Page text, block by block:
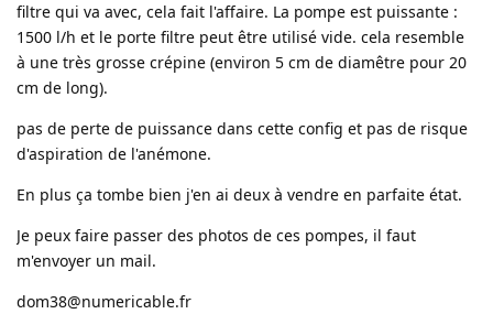
filtre qui va avec, cela fait l'affaire. La pompe est puissante :
1500 l/h et le porte filtre peut être utilisé vide. cela resemble
à une très grosse crépine (environ 5 cm de diamêtre pour 20
cm de long).
pas de perte de puissance dans cette config et pas de risque
d'aspiration de l'anémone.
En plus ça tombe bien j'en ai deux à vendre en parfaite état.
Je peux faire passer des photos de ces pompes, il faut
m'envoyer un mail.
dom38@numericable.fr